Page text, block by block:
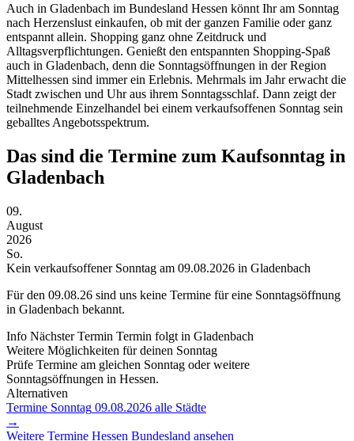
Auch in Gladenbach im Bundesland Hessen könnt Ihr am Sonntag
nach Herzenslust einkaufen, ob mit der ganzen Familie oder ganz
entspannt allein. Shopping ganz ohne Zeitdruck und
Alltagsverpflichtungen. Genießt den entspannten Shopping-Spaß
auch in Gladenbach, denn die Sonntagsöffnungen in der Region
Mittelhessen sind immer ein Erlebnis. Mehrmals im Jahr erwacht die
Stadt zwischen und Uhr aus ihrem Sonntagsschlaf. Dann zeigt der
teilnehmende Einzelhandel bei einem verkaufsoffenen Sonntag sein
geballtes Angebotsspektrum.
Das sind die Termine zum Kaufsonntag in
Gladenbach
09.
August
2026
So.
Kein verkaufsoffener Sonntag am 09.08.2026 in Gladenbach
Für den 09.08.26 sind uns keine Termine für eine Sonntagsöffnung
in Gladenbach bekannt.
Info Nächster Termin Termin folgt in Gladenbach
Weitere Möglichkeiten für deinen Sonntag
Prüfe Termine am gleichen Sonntag oder weitere
Sonntagsöffnungen in Hessen.
Alternativen
Termine Sonntag 09.08.2026 alle Städte
→
Weitere Termine Hessen Bundesland ansehen